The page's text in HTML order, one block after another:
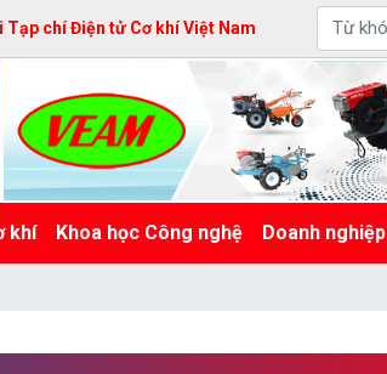
Tạp chí Điện tử Cơ khí Việt Nam
khí Khoa học Công nghệ Doanh nghiệp